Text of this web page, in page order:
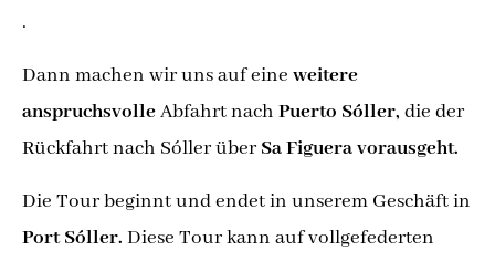
.
Dann machen wir uns auf eine weitere
anspruchsvolleAbfahrt nach Puerto Sóller, die der
Rückfahrt nach Sóller über Sa Figuera vorausgeht.
Die Tour beginnt und endet in unserem Geschäft in
Port Sóller. Diese Tour kann auf vollgefederten